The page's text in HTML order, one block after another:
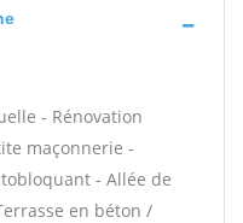
- Rénovation
maçonnerie -
- Allée de
en béton /